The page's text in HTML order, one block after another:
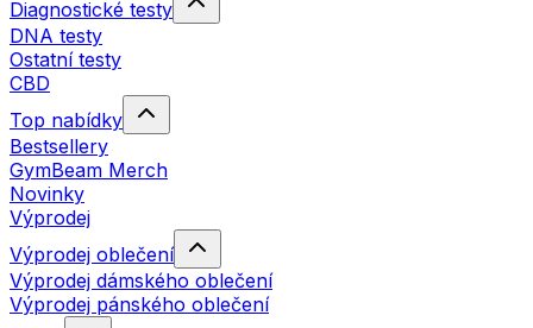
Diagnostické testy
DNA testy
Ostatní testy
CBD
Top nabídky
Bestsellery
GymBeam Merch
Novinky
Výprodej
Výprodej oblečení
Výprodej dámského oblečení
Výprodej pánského oblečení